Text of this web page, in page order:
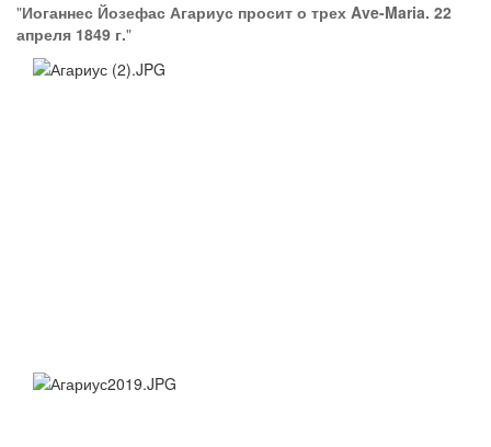
"Иоганнес Йозефас Агариус просит о трех Ave-Maria. 22
апреля 1849 г."